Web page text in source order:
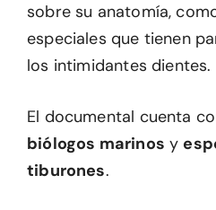
sobre su anatomía,
especiales que tienen
los intimidantes dientes.
El documental cuenta
biólogos marinos y
tiburones.